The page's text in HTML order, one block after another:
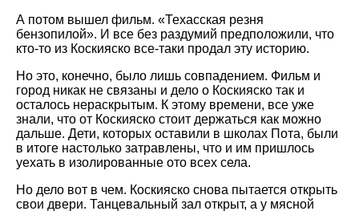
А потом вышел фильм. «Техасская резня
бензопилой». И все без раздумий предположили, что
кто-то из Коскияско все-таки продал эту историю.
Но это, конечно, было лишь совпадением. Фильм и
город никак не связаны и дело о Коскияско так и
осталось нераскрытым. К этому времени, все уже
знали, что от Коскияско стоит держаться как можно
дальше. Дети, которых оставили в школах Пота, были
в итоге настолько затравлены, что и им пришлось
уехать в изолированные ото всех села.
Но дело вот в чем. Коскияско снова пытается открыть
свои двери. Танцевальный зал открыт, а у мясной